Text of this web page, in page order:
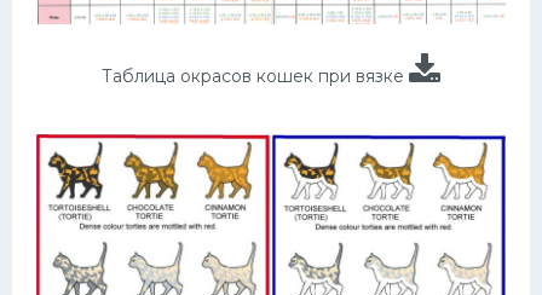
Таблица окрасов кошек при вязке